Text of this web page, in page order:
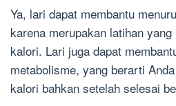
Ya, lari dapat membantu
karena merupakan latihan
kalori. Lari juga dapat
metabolisme, yang berarti
kalori bahkan setelah selesai